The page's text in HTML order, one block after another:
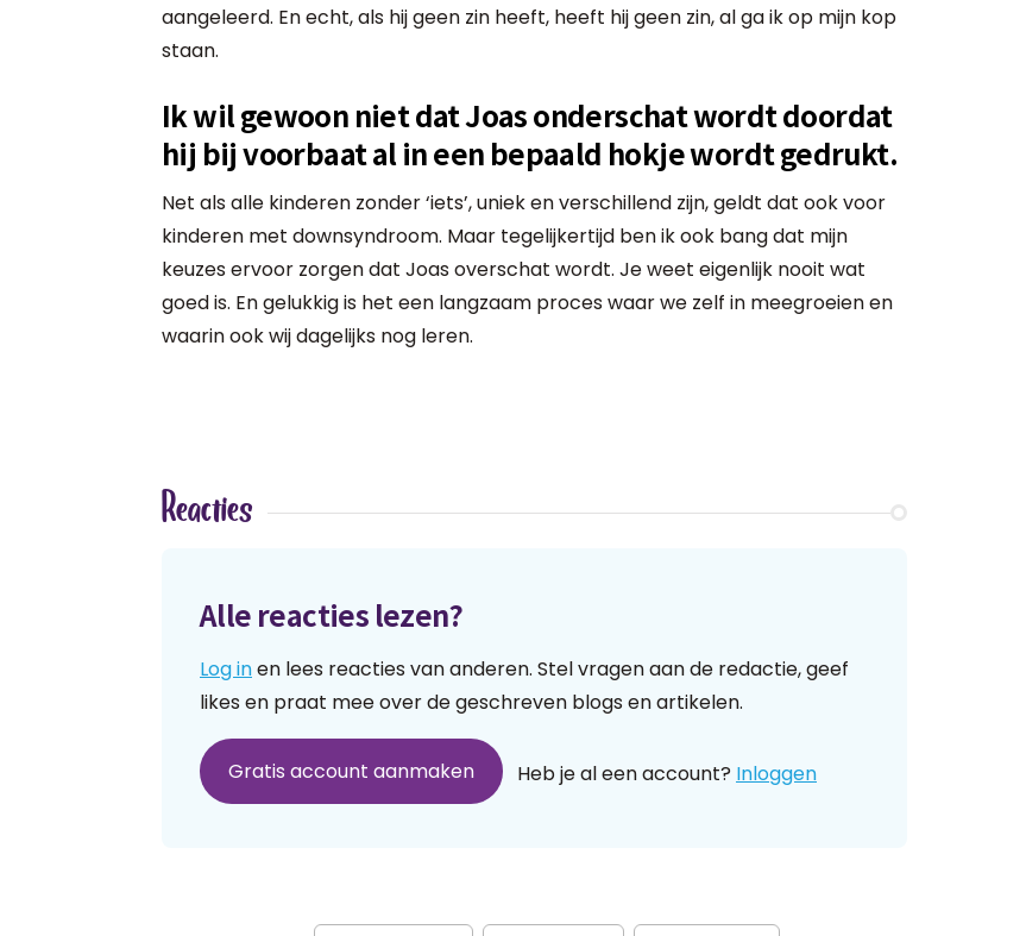
aangeleerd. En echt, als hij geen zin heeft, heeft hij geen zin, al ga ik op mijn kop
staan.
Ik wil gewoon niet dat Joas onderschat wordt doordat
hij bij voorbaat al in een bepaald hokje wordt gedrukt.
Net als alle kinderen zonder ‘iets’, uniek en verschillend zijn, geldt dat ook voor
kinderen met downsyndroom. Maar tegelijkertijd ben ik ook bang dat mijn
keuzes ervoor zorgen dat Joas overschat wordt. Je weet eigenlijk nooit wat
goed is. En gelukkig is het een langzaam proces waar we zelf in meegroeien en
waarin ook wij dagelijks nog leren.
Reacties
Alle reacties lezen?
Log inen lees reacties van anderen. Stel vragen aan de redactie, geef
likes en praat mee over de geschreven blogs en artikelen.
Gratis account aanmaken Heb je al een account? Inloggen